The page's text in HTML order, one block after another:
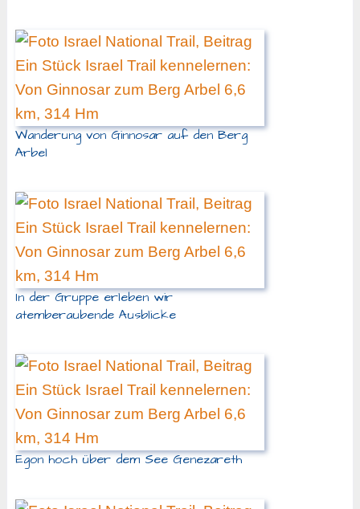
Wanderung von Ginnosar auf den Berg
Arbel
In der Gruppe erleben wir
atemberaubende Ausblicke
Egon hoch über dem See Genezareth